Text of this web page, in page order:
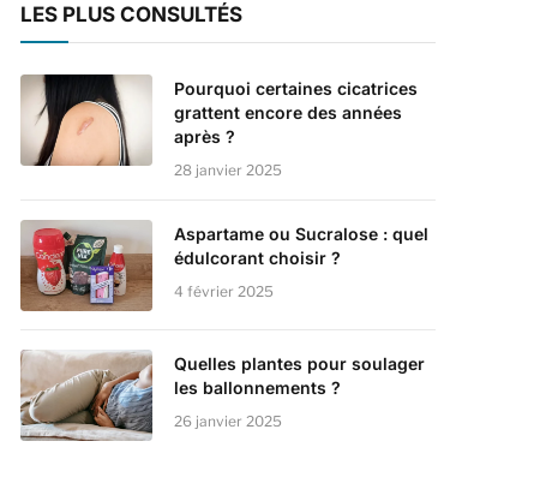
LES PLUS CONSULTÉS
Pourquoi certaines cicatrices
grattent encore des années
après ?
28 janvier 2025
Aspartame ou Sucralose : quel
édulcorant choisir ?
4 février 2025
Quelles plantes pour soulager
les ballonnements ?
26 janvier 2025